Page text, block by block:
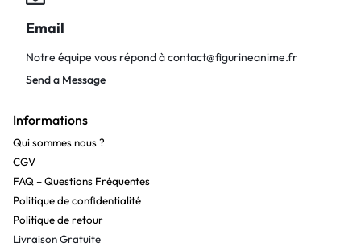
Email
Notre équipe vous répond àcontact@figurineanime.fr
Send a Message
Informations
Qui sommes nous ?
CGV
FAQ – Questions Fréquentes
Politique de confidentialité
Politique de retour
Livraison Gratuite